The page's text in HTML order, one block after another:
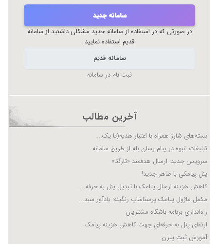
سامانه جدید
در صورتی که در استفاده از سامانه جدید مشکلی داشتید از سامانه
قدیم استفاده نمایید
سامانه قدیم
ثبت نام در سامانه
آخرین مطالب
بسته‌های شارژ همراه با اعتبار هدیه(تا یک...
تبلیغات انبوه در پیام رسان بله از طریق سامانه
سرویس جدید: ارسال هدفمند «تارگتا»
پنل پیامکی با ظاهر جدید!
کاهش هزینه ارسال پیامک با تبدیل پنل به حرفه...
مکمل ماژول پیامک پرستاشاپ رنگینه: یادآور سبد...
راه‌اندازی برنامه باشگاه مشتریان
ارتقای پنل به حرفه‌ای جهت کاهش هزینه پیامک
آموزش ثبت پترن